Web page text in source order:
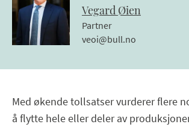
Vegard Øien
Partner
veoi@bull.no
Med økende tollsatser vurderer flere
å flytte hele eller deler av